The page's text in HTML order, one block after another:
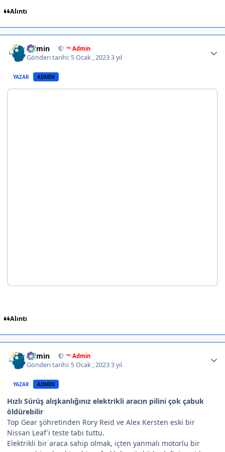
Alıntı
Admin ™ Admin
Gönderi tarihi: 5 Ocak , 20233 yıl
YAZAR ADMIN
Alıntı
Admin ™ Admin
Gönderi tarihi: 5 Ocak , 20233 yıl
YAZAR ADMIN
Hızlı Sürüş alışkanlığınız elektrikli aracın pilini çok çabuk
öldürebilir
Top Gear şöhretinden Rory Reid ve Alex Kersten eski bir
Nissan Leaf'i teste tabi tuttu.
Elektrikli bir araca sahip olmak, içten yanmalı motorlu bir